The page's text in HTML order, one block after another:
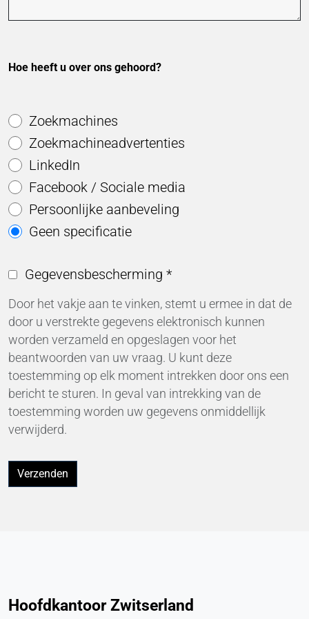
Hoe heeft u over ons gehoord?
Zoekmachines
Zoekmachineadvertenties
LinkedIn
Facebook / Sociale media
Persoonlijke aanbeveling
Geen specificatie
Gegevensbescherming*
Door het vakje aan te vinken, stemt u ermee in dat de
door u verstrekte gegevens elektronisch kunnen
worden verzameld en opgeslagen voor het
beantwoorden van uw vraag. U kunt deze
toestemming op elk moment intrekken door ons een
bericht te sturen. In geval van intrekking van de
toestemming worden uw gegevens onmiddellijk
verwijderd.
Verzenden
Hoofdkantoor Zwitserland
Name:
_li_id.#, _li_id.#.expires, _li_ses.#,
sneeuwploegOutQueue_#_post2,
sneeuwploegOutQue_#_post2.expires
Provider:
Leadinfo B.V.
Aanhoudend
Hotjar
Name:
hjSession#, hjSessionUser#,
_hjAbsoluteSessionInProgress
Provider:
Purpose:
Analyse van gebruikersgedrag
Maakt inhoud van derden mogelijk, zoals video's.